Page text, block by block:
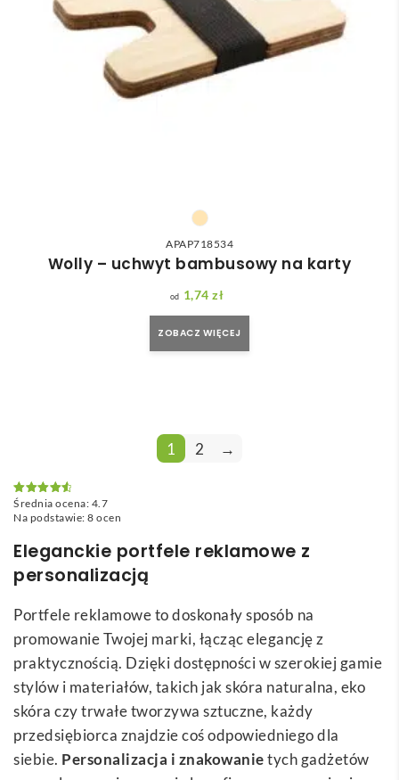
APAP718534
Wolly – uchwyt bambusowy na karty
1,74 zł
ZOBACZ WIĘCEJ
1 2 →
Oceniono
4.7
na 5
Średnia ocena: 4.7
Na podstawie: 8 ocen
Eleganckie portfele reklamowe z
personalizacją
Portfele reklamowe to doskonały sposób na
promowanie Twojej marki, łącząc elegancję z
praktycznością. Dzięki dostępności w szerokiej gamie
stylów i materiałów, takich jak skóra naturalna, eko
skóra czy trwałe tworzywa sztuczne, każdy
przedsiębiorca znajdzie coś odpowiedniego dla
siebie. Personalizacja i znakowanietych gadżetów